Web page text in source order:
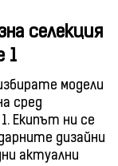
селекция
1
модели
сред
Екипът ни се
дизайни
актуални